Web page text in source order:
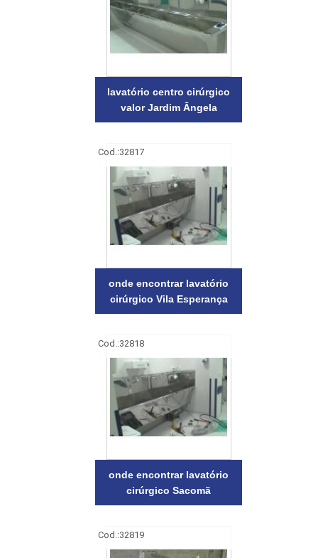
lavatório centro cirúrgico
valor Jardim Ângela
Cod.:32817
onde encontrar lavatório
cirúrgico Vila Esperança
Cod.:32818
onde encontrar lavatório
cirúrgico Sacomã
Cod.:32819